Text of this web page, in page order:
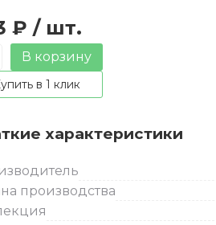
₽ / шт.
В корзину
в 1 клик
характеристики
производства